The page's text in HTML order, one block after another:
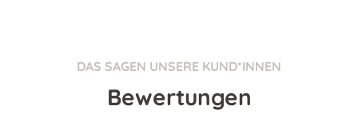
DAS SAGEN UNSERE KUND*INNEN
Bewertungen